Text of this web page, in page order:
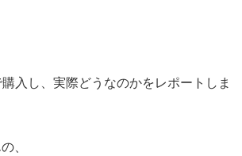
入し、実際どうなのかをレポートしま
の、